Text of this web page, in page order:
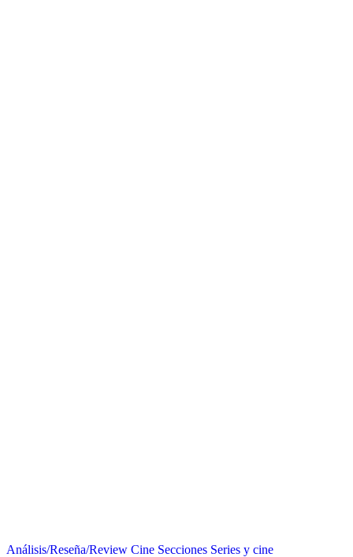
Análisis/Reseña/Review Cine Secciones Series y cine